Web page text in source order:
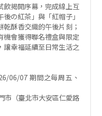
揭開序幕，完成線上互
の紅茶」與「紅帽子」
酥香交織的午後片刻；
機會獲得聯名禮盒與限定
讓幸福延續至日常生活之
06/07 期間之每周五、
市（臺北市大安區仁愛路